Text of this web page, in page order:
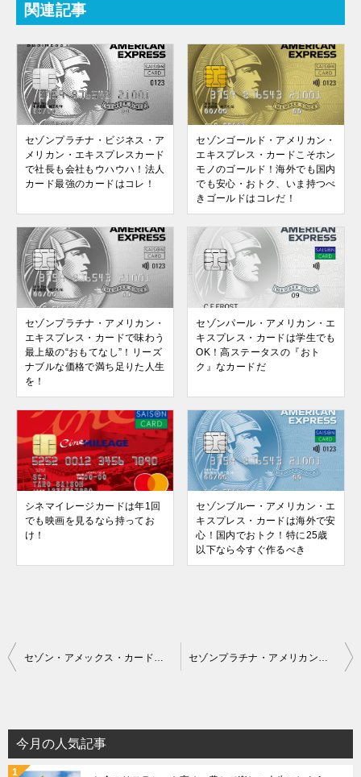
関連記事
セゾンプラチナ・ビジネス・ア
メリカン・エキスプレスカード
で社長も会社もウハウハ！法人
カード最強のカードはコレ！
セゾンゴールド・アメリカン・
エキスプレス・カードこそホン
モノのゴールド！海外でも国内
でも安心・おトク、いま持つべ
きゴールドはコレだ！
セゾンプラチナ・アメリカン・
エキスプレス・カードで味わう
最上級の“おもてなし”！リーズ
ナブルな価格で満ち足りた人生
を！
セゾンパール・アメリカン・エ
キスプレス・カードは学生でも
OK！高ステータスの『おト
ク』なカードだ
シネマイレージカードは年1回
でも映画を見るなら持ってお
け！
セゾンブルー・アメリカン・エ
キスプレス・カードは海外で安
心！国内でおトク！特に25歳
以下なら今すぐ作るべき
投
稿
ゲ
ー
セゾン・アメックス・カードは本家アメックス以上の便利＆おトク。ステータスも想像以上！ セゾンプラチナ・アメリカン・エキスプレス・カードで味わう最上級の“おもてなし”！リーズナブルな価格で満ち足りた人生を！
今月の人気記事